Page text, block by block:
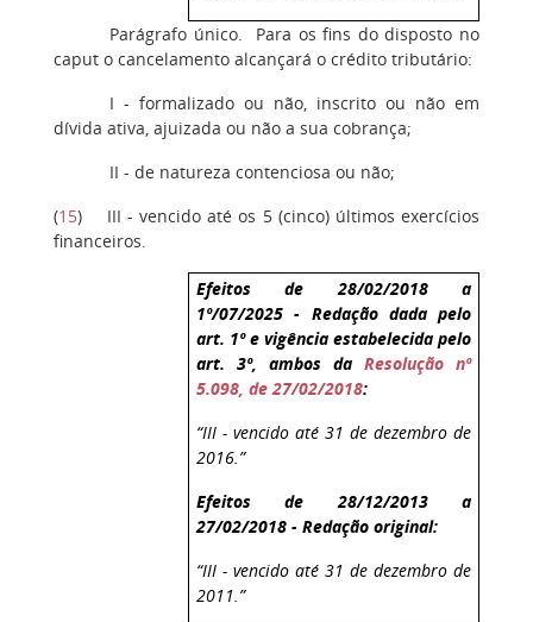
Parágrafo único. Para os fins do disposto no
caput o cancelamento alcançará o crédito tributário:
I - formalizado ou não, inscrito ou não em
dívida ativa, ajuizada ou não a sua cobrança;
II - de natureza contenciosa ou não;
(15)
III - vencido até os 5 (cinco) últimos exercícios
financeiros.
Efeitos de 28/02/2018 a
1º/07/2025 - Redação dada pelo
art. 1º e vigência estabelecida pelo
art. 3º, ambos daResolução nº
5.098, de 27/02/2018:
“III - vencido até 31 de dezembro de
2016.”
Efeitos de 28/12/2013 a
27/02/2018 - Redação original:
“III - vencido até 31 de dezembro de
2011.”